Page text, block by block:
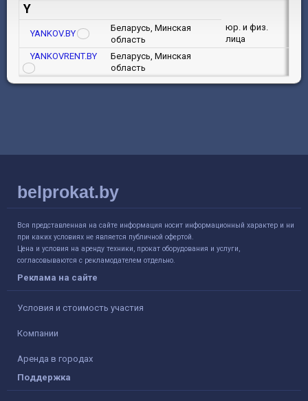
Y
YANKOV.BY
Беларусь, Минская
область
юр. и физ.
лица
YANKOVRENT.BY
Беларусь, Минская
область
belprokat.by
Вся представленная на сайте информация носит информационный характер и ни
при каких условиях не является публичной офертой.
Цена и условия на аренду техники, прокат оборудования и услуги,
согласовываются с рекламодателем отдельно.
Реклама на сайте
Условия и стоимость участия
Компании
Аренда в городах
Поддержка